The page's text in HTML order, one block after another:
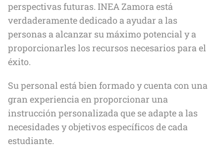
perspectivas futuras. INEA Zamora está
verdaderamente dedicado a ayudar a las
personas a alcanzar su máximo potencial y a
proporcionarles los recursos necesarios para el
éxito.
Su personal está bien formado y cuenta con una
gran experiencia en proporcionar una
instrucción personalizada que se adapte a las
necesidades y objetivos específicos de cada
estudiante.